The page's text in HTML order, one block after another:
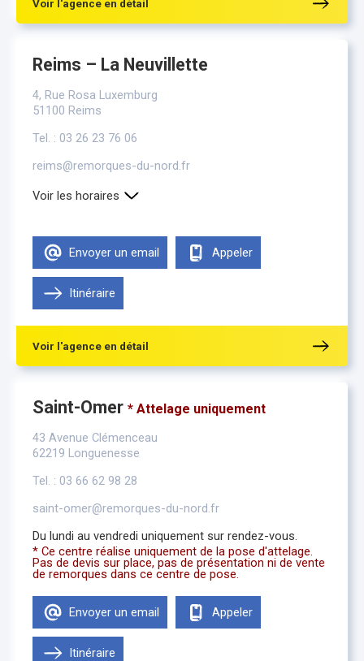
Voir l'agence en détail
Reims – La Neuvillette
4, Rue Rosa Luxemburg
51100 Reims
Tel. : 03 26 23 76 06
reims@remorques-du-nord.fr
Voir les horaires
Mardi
9h00-12h00 , 13h30-18h00
Mercredi 9h00-12h00 , 13h30-18h00
Jeudi 9h00-12h00 , 13h30-18h00
Vendredi
9h00-12h00 , 13h30-18h00
Samedi Fermé
Envoyer un email Appeler
Itinéraire
Voir l'agence en détail
Saint-Omer * Attelage uniquement
43 Avenue Clémenceau
62219 Longuenesse
Tel. : 03 66 62 98 28
saint-omer@remorques-du-nord.fr
Du lundi au vendredi uniquement sur rendez-vous.
* Ce centre réalise uniquement de la pose d'attelage.
Pas de devis sur place, pas de présentation ni de vente
de remorques dans ce centre de pose.
Envoyer un email Appeler
Itinéraire